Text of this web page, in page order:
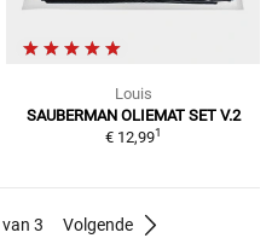
Louis
SAUBERMAN OLIEMAT SET V.2
€ 12,991
3 Volgende